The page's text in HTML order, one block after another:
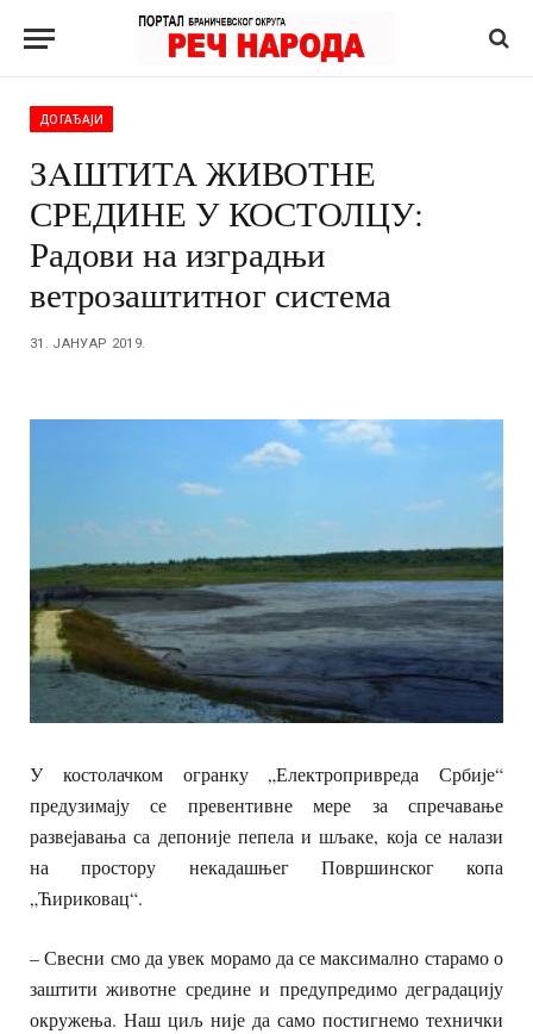
ДОГАЂАЈИ
ЗAШТИТА ЖИВОТНЕ
СРЕДИНЕ У КОСТОЛЦУ:
Радови на изградњи
ветрозаштитног система
31. ЈАНУАР 2019.
У костолачком огранку „Електропривреда Србије“
предузимају се превентивне мере за спречавање
развејавања са депоније пепела и шљаке, која се налази
на простору некадашњег Површинског копа
„Ћириковац“.
– Свесни смо да увек морамо да се максимално старамо о
заштити животне средине и предупредимо деградацију
окружења. Наш циљ није да само постигнемо технички